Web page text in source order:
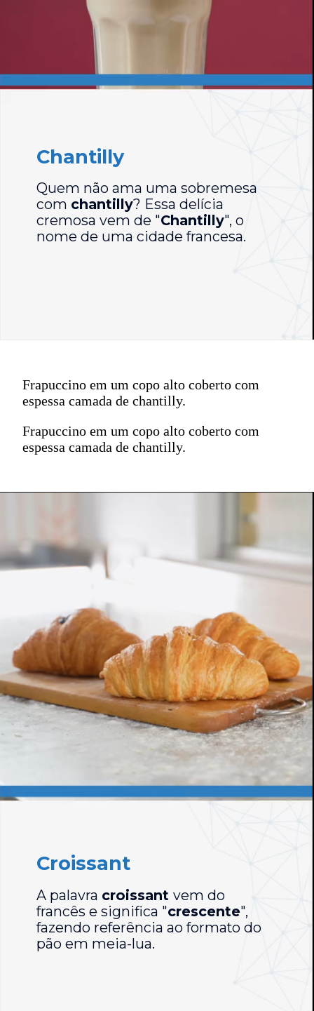
Quem não ama uma sobremesa
com chantilly? Essa delícia
cremosa vem de "Chantilly", o
nome de uma cidade francesa.
Chantilly
Frapuccino em um copo alto coberto com
espessa camada de chantilly.
Frapuccino em um copo alto coberto com
espessa camada de chantilly.
A palavra croissantvem do
francês e significa "crescente",
fazendo referência ao formato do
pão em meia-lua.
Croissant